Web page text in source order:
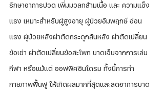
รักษาอาการปวด เพิ่มมวลกล้ามเนื้อ และ ความแข็ง
แรง เหมาะสำหรับผู้สูงอายุ ผู้ป่วยอัมพฤกษ์ อ่อน
แรง ผู้ป่วยหลังผ่าตัดกระดูกสันหลัง ผ่าตัดเปลี่ยน
ข้อเข่า ผ่าตัดเปลี่ยนข้อสะโพก บาดเจ็บจากการเล่น
กีฬา หรือแม้แต่ ออฟฟิศซินโดรม ทั้งนี้การทำ
กายภาพฟื้นฟู ให้เกิดผลมากที่สุดและลดอาการบาด